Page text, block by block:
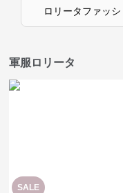
ロリータファッシ
軍服ロリータ
SALE